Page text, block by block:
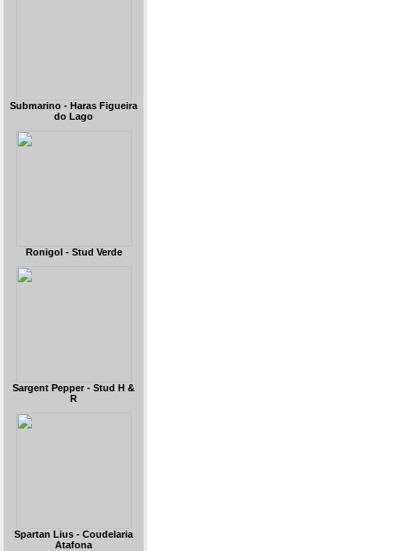
Submarino - Haras Figueira
do Lago
Ronigol - Stud Verde
Sargent Pepper - Stud H &
R
Spartan Lius - Coudelaria
Atafona